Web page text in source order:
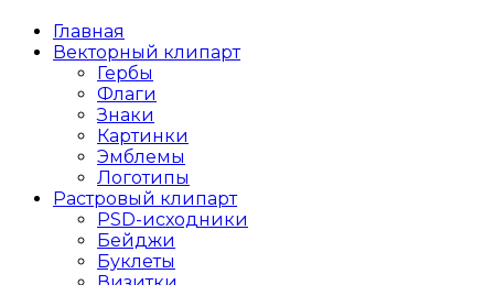
Главная
Векторный клипарт
Гербы
Флаги
Знаки
Картинки
Эмблемы
Логотипы
Растровый клипарт
PSD-исходники
Бейджи
Буклеты